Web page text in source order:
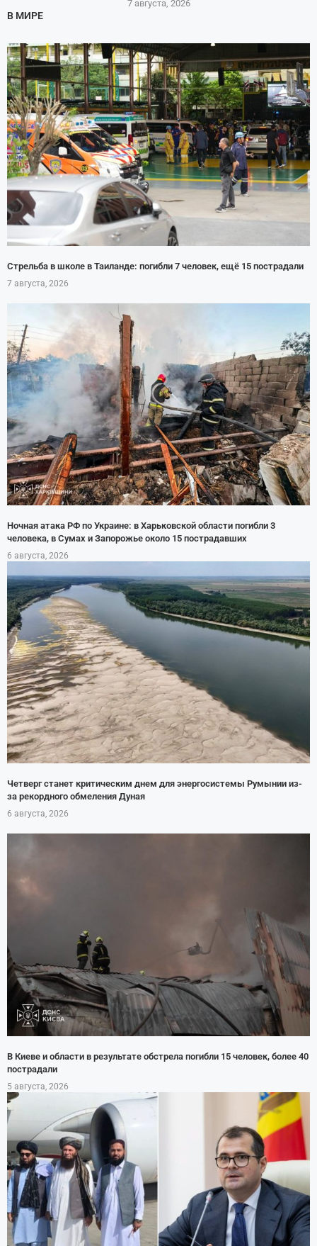
7 августа, 2026
В МИРЕ
Стрельба в школе в Таиланде: погибли 7 человек, ещё 15 пострадали
7 августа, 2026
Ночная атака РФ по Украине: в Харьковской области погибли 3
человека, в Сумах и Запорожье около 15 пострадавших
6 августа, 2026
Четверг станет критическим днем для энергосистемы Румынии из-
за рекордного обмеления Дуная
6 августа, 2026
В Киеве и области в результате обстрела погибли 15 человек, более 40
пострадали
5 августа, 2026